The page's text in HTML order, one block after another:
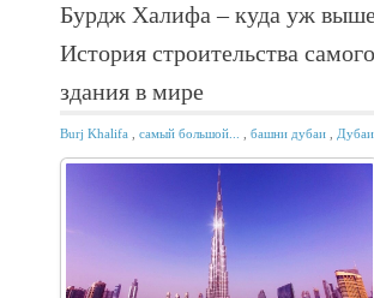
Бурдж Халифа – куда уж
История строительства
здания в мире
Burj Khalifa самый большой... башни дубаи Дубаи